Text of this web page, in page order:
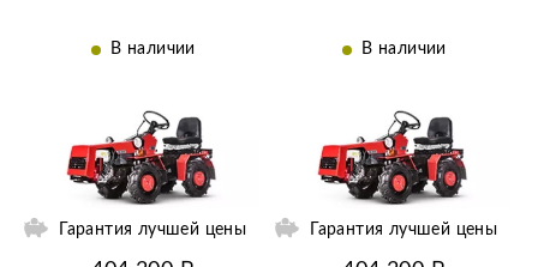
В наличии
Гарантия лучшей цены
В наличии
Ещё 12 фотографий
Гарантия лучшей цены